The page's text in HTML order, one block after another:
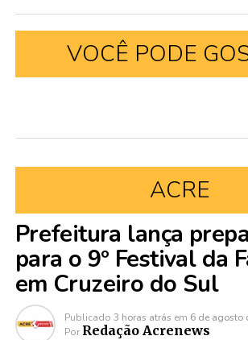
VOCÊ PODE
ACRE
Prefeitura lança
para o 9º Festival da
em Cruzeiro do Sul
Publicado 3 horas atrás em 6 de agosto
Por Redação Acrenews